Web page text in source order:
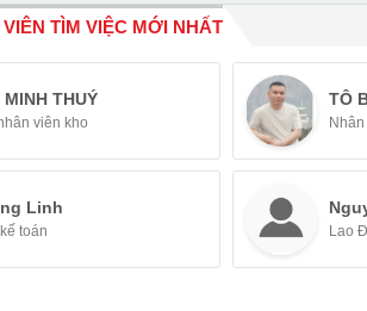
TÌM VIỆC MỚI NHẤT
MINH THUÝ
viên kho
TÔ
Linh
toán Lao